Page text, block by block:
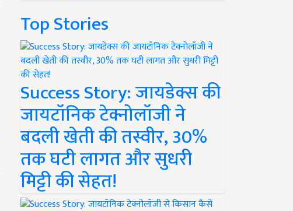
Top Stories
Success Story: जायडेक्स की
जायटॉनिक टेक्नोलॉजी ने
बदली खेती की तस्वीर, 30%
तक घटी लागत और सुधरी
मिट्टी की सेहत!